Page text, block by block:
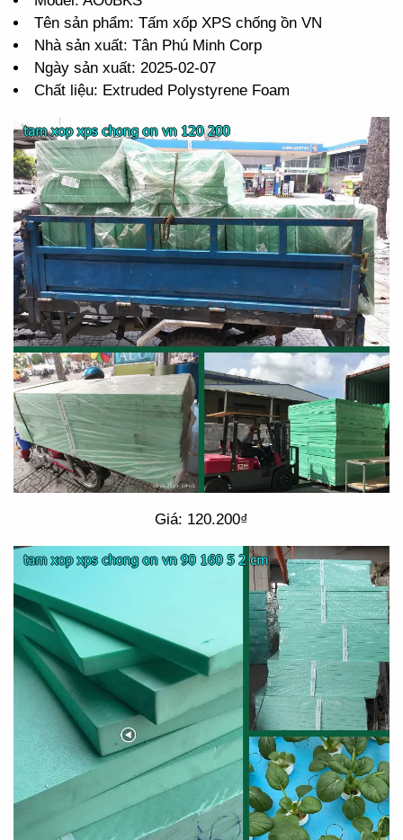
Tên sản phẩm: Tấm xốp XPS chống ồn VN
Nhà sản xuất: Tân Phú Minh Corp
Ngày sản xuất: 2025-02-07
Chất liệu: Extruded Polystyrene Foam
Giá: 120.200₫